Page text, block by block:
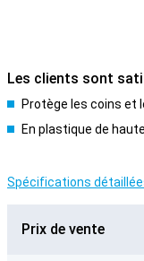
Les clients sont
Protège les coins et
En plastique de
Spécifications
Prix de vente